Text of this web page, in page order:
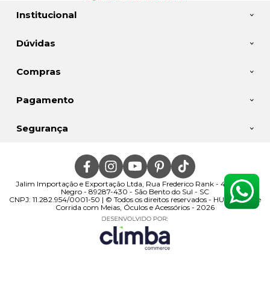
Institucional
Dúvidas
Compras
Pagamento
Segurança
Jalim Importação e Exportação Ltda, Rua Frederico Rank - 400 - Rio
Negro - 89287-430 - São Bento do Sul - SC
CNPJ: 11.282.954/0001-50 | © Todos os direitos reservados - HUPI | Loja de
Corrida com Meias, Óculos e Acessórios - 2026